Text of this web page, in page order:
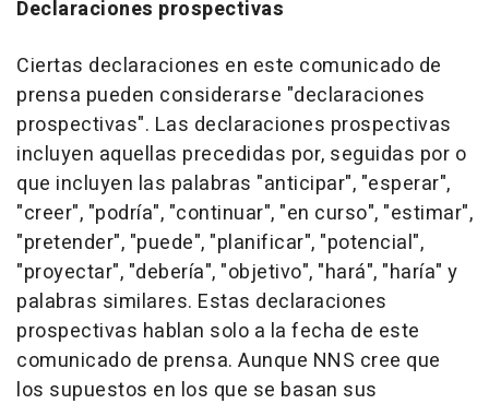
Declaraciones prospectivas
Ciertas declaraciones en este comunicado de
prensa pueden considerarse "declaraciones
prospectivas". Las declaraciones prospectivas
incluyen aquellas precedidas por, seguidas por o
que incluyen las palabras "anticipar", "esperar",
"creer", "podría", "continuar", "en curso", "estimar",
"pretender", "puede", "planificar", "potencial",
"proyectar", "debería", "objetivo", "hará", "haría" y
palabras similares. Estas declaraciones
prospectivas hablan solo a la fecha de este
comunicado de prensa. Aunque NNS cree que
los supuestos en los que se basan sus